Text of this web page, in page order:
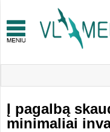
Į pagalbą
minimaliai